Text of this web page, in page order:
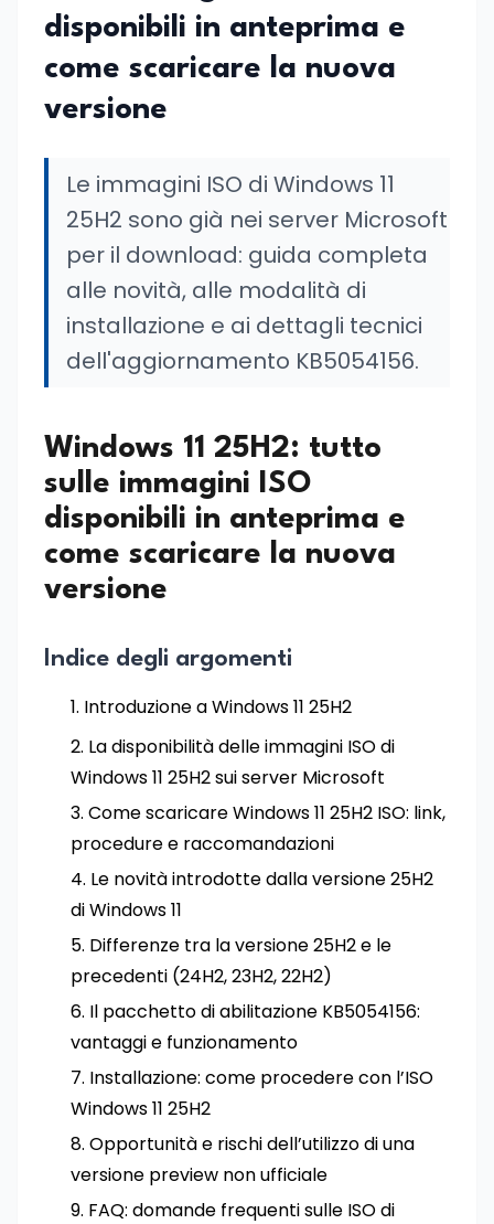
disponibili in anteprima e
come scaricare la nuova
versione
Le immagini ISO di Windows 11
25H2 sono già nei server Microsoft
per il download: guida completa
alle novità, alle modalità di
installazione e ai dettagli tecnici
dell'aggiornamento KB5054156.
Windows 11 25H2: tutto
sulle immagini ISO
disponibili in anteprima e
come scaricare la nuova
versione
Indice degli argomenti
Introduzione a Windows 11 25H2
La disponibilità delle immagini ISO di
Windows 11 25H2 sui server Microsoft
Come scaricare Windows 11 25H2 ISO: link,
procedure e raccomandazioni
Le novità introdotte dalla versione 25H2
di Windows 11
Differenze tra la versione 25H2 e le
precedenti (24H2, 23H2, 22H2)
Il pacchetto di abilitazione KB5054156:
vantaggi e funzionamento
Installazione: come procedere con l’ISO
Windows 11 25H2
Opportunità e rischi dell’utilizzo di una
versione preview non ufficiale
FAQ: domande frequenti sulle ISO di